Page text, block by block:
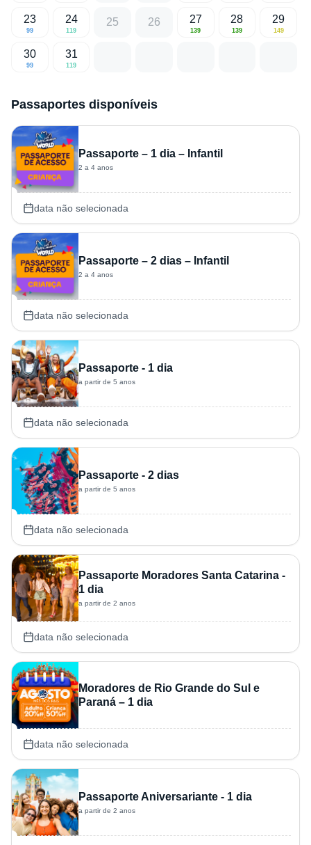
23
99
24
119
25 26 27
139
28
139
29
149
30
99
31
119
Passaportes disponíveis
Passaporte – 1 dia – Infantil
2 a 4 anos
data não selecionada
Passaporte – 2 dias – Infantil
2 a 4 anos
data não selecionada
Passaporte - 1 dia
a partir de 5 anos
data não selecionada
Passaporte - 2 dias
a partir de 5 anos
data não selecionada
Passaporte Moradores Santa Catarina -
1 dia
a partir de 2 anos
data não selecionada
Moradores de Rio Grande do Sul e
Paraná – 1 dia
data não selecionada
Passaporte Aniversariante - 1 dia
a partir de 2 anos